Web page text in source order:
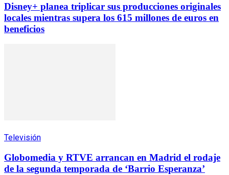
Disney+ planea triplicar sus producciones originales
locales mientras supera los 615 millones de euros en
beneficios
Televisión
Globomedia y RTVE arrancan en Madrid el rodaje
de la segunda temporada de ‘Barrio Esperanza’